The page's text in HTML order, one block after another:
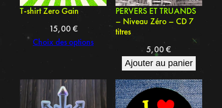
T-shirt Zero Gain
15,00 €
Choix des options
PERVERS ET TRUANDS
– Niveau Zéro – CD 7
titres
5,00€
Ajouter au panier